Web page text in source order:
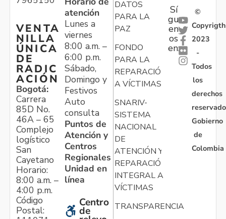
VENTA
NILLA
ÚNICA
DE
RADIC
ACIÓN
Bogotá:
Carrera
85D No.
46A – 65
Complejo
logístico
San
Cayetano
Horario:
8:00 a.m. –
4:00 p.m.
Código
Postal:
atención
Lunes a
viernes
8:00 a.m. –
6:00 p.m.
Sábado,
Domingo y
Festivos
Auto
consulta
Puntos de
Atención y
Centros
Regionales
Unidad en
línea
Centro
de
DATOS
PARA LA
PAZ
FONDO
PARA LA
REPARACIÓN
A VÍCTIMAS
SNARIV-
SISTEMA
NACIONAL
DE
ATENCIÓN Y
REPARACIÓN
INTEGRAL A
VÍCTIMAS
TRANSPARENCIA
Sí
gu
en
os
en:
©
Copyrigth
2023
-
Todos
los
derechos
Gobierno
de
Colombia